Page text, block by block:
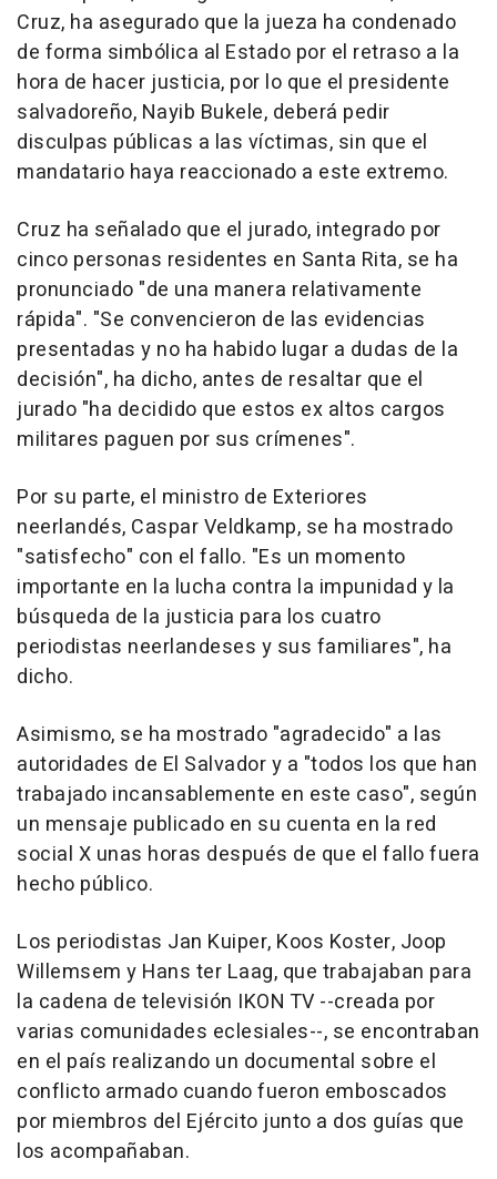
Cruz, ha asegurado que la jueza ha condenado
de forma simbólica al Estado por el retraso a la
hora de hacer justicia, por lo que el presidente
salvadoreño, Nayib Bukele, deberá pedir
disculpas públicas a las víctimas, sin que el
mandatario haya reaccionado a este extremo.
Cruz ha señalado que el jurado, integrado por
cinco personas residentes en Santa Rita, se ha
pronunciado "de una manera relativamente
rápida". "Se convencieron de las evidencias
presentadas y no ha habido lugar a dudas de la
decisión", ha dicho, antes de resaltar que el
jurado "ha decidido que estos ex altos cargos
militares paguen por sus crímenes".
Por su parte, el ministro de Exteriores
neerlandés, Caspar Veldkamp, se ha mostrado
"satisfecho" con el fallo. "Es un momento
importante en la lucha contra la impunidad y la
búsqueda de la justicia para los cuatro
periodistas neerlandeses y sus familiares", ha
dicho.
Asimismo, se ha mostrado "agradecido" a las
autoridades de El Salvador y a "todos los que han
trabajado incansablemente en este caso", según
un mensaje publicado en su cuenta en la red
social X unas horas después de que el fallo fuera
hecho público.
Los periodistas Jan Kuiper, Koos Koster, Joop
Willemsem y Hans ter Laag, que trabajaban para
la cadena de televisión IKON TV --creada por
varias comunidades eclesiales--, se encontraban
en el país realizando un documental sobre el
conflicto armado cuando fueron emboscados
por miembros del Ejército junto a dos guías que
los acompañaban.